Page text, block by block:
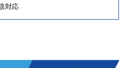
対応